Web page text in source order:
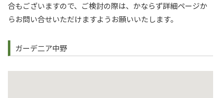
合もございますので、ご検討の際は、かならず詳細ページか
らお問い合せいただけますようお願いいたします。
ガーデ二ア中野